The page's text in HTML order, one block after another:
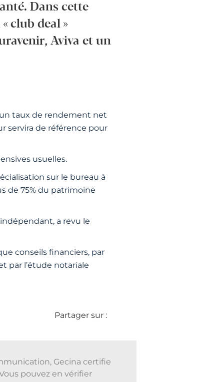
Dans cette
club deal »
Aviva et un
un taux de rendement net
servira de référence pour
usuelles.
sur le bureau à
de 75% du patrimoine
a revu le
conseils financiers, par
par l’étude notariale
Partager sur :
Gecina certifie
pouvez en vérifier